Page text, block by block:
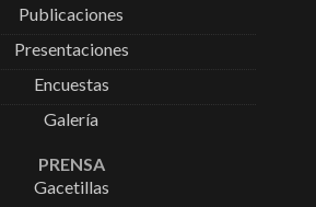
Publicaciones
Presentaciones
Encuestas
Galería
PRENSA
Gacetillas